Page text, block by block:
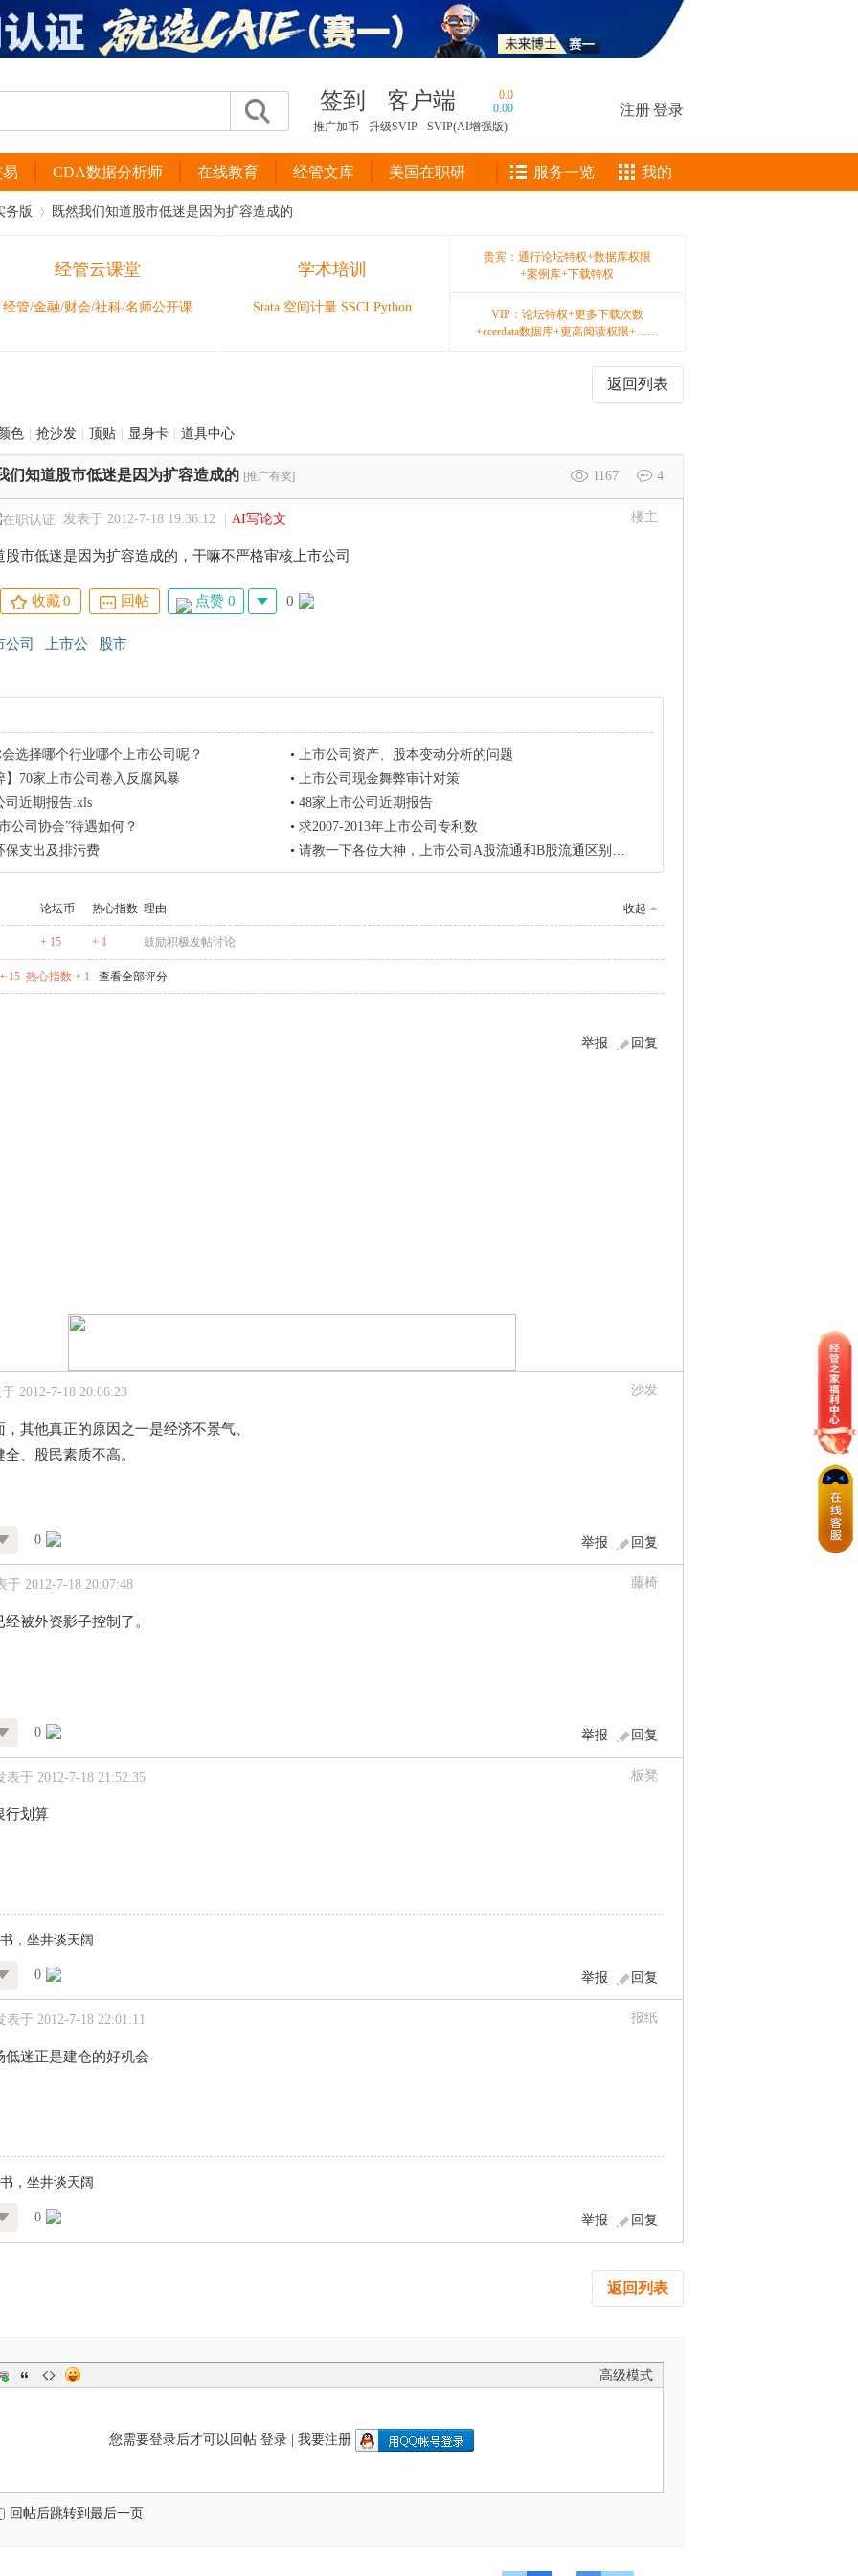
签到 客户端
0.0
0.00
推广加币
升级SVIP SVIP(AI增强版)
注册登录
CDA数据分析师 在线教育 经管文库 美国在职研 服务一览 我的
务版 既然我们知道股市低迷是因为扩容造成的
经管云课堂
经管/金融/财会/社科/名师公开课
学术培训
Stata 空间计量 SSCI Python
贵宾：通行论坛特权+数据库权限
+案例库+下载特权
VIP：论坛特权+更多下载次数
+ccerdata数据库+更高阅读权限+……
返回列表
色 抢沙发 顶贴 显身卡 道具中心
1167 4
们知道股市低迷是因为扩容造成的 [推广有奖]
楼主
发表于 2012-7-18 19:36:12 AI写论文
股市低迷是因为扩容造成的，干嘛不严格审核上市公司
收藏0 回帖 点赞 0 0
公司 上市公 股市
选择哪个行业哪个上市公司呢？ • 上市公司资产、股本变动分析的问题
】70家上市公司卷入反腐风暴
• 上市公司现金舞弊审计对策
司近期报告.xls
• 48家上市公司近期报告
公司协会”待遇如何？
• 求2007-2013年上市公司专利数
保支出及排污费
• 请教一下各位大神，上市公司A股流通和B股流通区别的衡量指数有什么？
论坛币 热心指数 收起
理由
+ 15 + 1 鼓励积极发帖讨论
15 热心指数 + 1 查看全部评分
回复
举报
沙发
2012-7-18 20:06:23
其他真正的原因之一是经济不景气、
、股民素质不高。
回复
举报
0
藤椅
于 2012-7-18 20:07:48
被外资影子控制了。
回复
举报
0
板凳
表于 2012-7-18 21:52:35
行划算
，坐井谈天阔
回复
举报
0
报纸
表于 2012-7-18 22:01:11
低迷正是建仓的好机会
，坐井谈天阔
回复
举报
0
返回列表
高级模式
您需要登录后才可以回帖 登录| 我要注册
回帖后跳转到最后一页